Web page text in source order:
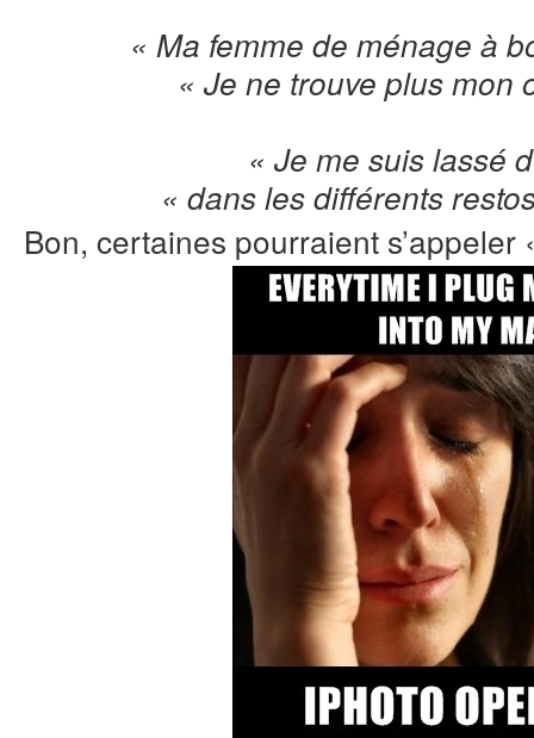
« Ma femme de ménage à
« Je ne trouve plus mon
« Je me suis lassé
« dans les différents
Bon, certaines pourraient s’appeler